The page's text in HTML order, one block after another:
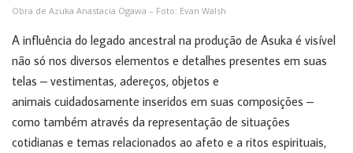
Obra de Azuka Anastacia Ogawa – Foto: Evan Walsh
A influência do legado ancestral na produção de Asuka é visível
não só nos diversos elementos e detalhes presentes em suas
telas – vestimentas, adereços, objetos e
animais cuidadosamente inseridos em suas composições –
como também através da representação de situações
cotidianas e temas relacionados ao afeto e a ritos espirituais,